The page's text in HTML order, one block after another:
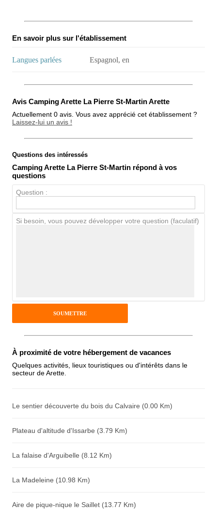
En savoir plus sur l'établissement
Langues parlées Espagnol, en
Avis Camping Arette La Pierre St-Martin Arette
Actuellement 0 avis. Vous avez apprécié cet établissement ?
Laissez-lui un avis !
Note globale
Propreté
Chien / chat
Pseudo :
Questions des intéressés
Camping Arette La Pierre St-Martin répond à vos
questions
Question :
Si besoin, vous pouvez développer votre question (faculatif)
À proximité de votre hébergement de vacances
Quelques activités, lieux touristiques ou d'intérêts dans le
secteur de Arette.
Le sentier découverte du bois du Calvaire (0.00 Km)
Plateau d'altitude d'Issarbe (3.79 Km)
La falaise d'Arguibelle (8.12 Km)
La Madeleine (10.98 Km)
Aire de pique-nique le Saillet (13.77 Km)